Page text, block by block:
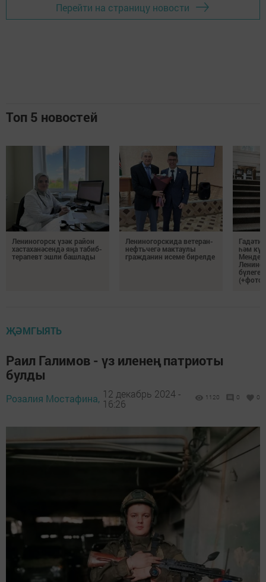
Перейти на страницу новости
Топ 5 новостей
Лениногорск үзәк район
хастаханәсендә яңа табиб-
терапевт эшли башлады
Лениногорскида ветеран-
нефтьчегә мактаулы
гражданин исеме бирелде
Гадәти
һәм
ҖӘМГЫЯТЬ
Раил Галимов - үз иленең патриоты
булды
Розалия Мостафина, 12 декабрь 2024 -
16:26
1120 0 0